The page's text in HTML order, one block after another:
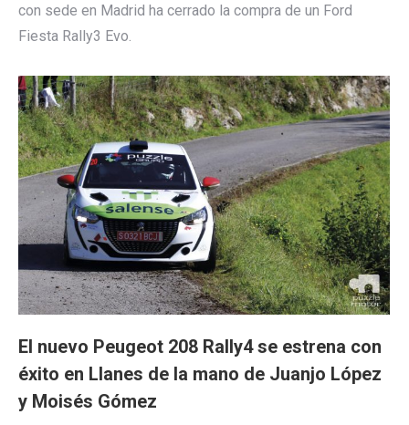
con sede en Madrid ha cerrado la compra de un Ford
Fiesta Rally3 Evo.
El nuevo Peugeot 208 Rally4 se estrena con
éxito en Llanes de la mano de Juanjo López
y Moisés Gómez